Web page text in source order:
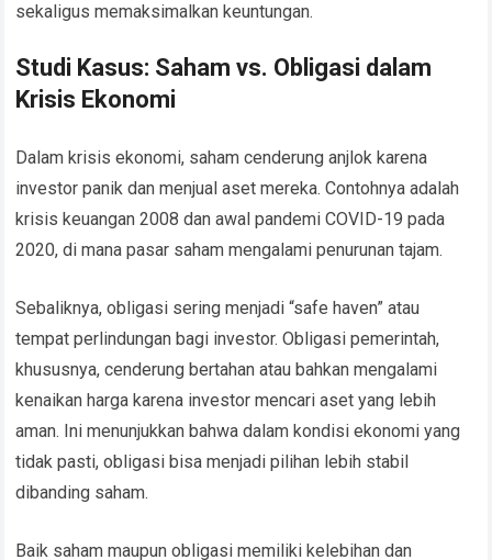
sekaligus memaksimalkan keuntungan.
Studi Kasus: Saham vs. Obligasi dalam
Krisis Ekonomi
Dalam krisis ekonomi, saham cenderung anjlok karena
investor panik dan menjual aset mereka. Contohnya adalah
krisis keuangan 2008 dan awal pandemi COVID-19 pada
2020, di mana pasar saham mengalami penurunan tajam.
Sebaliknya, obligasi sering menjadi “safe haven” atau
tempat perlindungan bagi investor. Obligasi pemerintah,
khususnya, cenderung bertahan atau bahkan mengalami
kenaikan harga karena investor mencari aset yang lebih
aman. Ini menunjukkan bahwa dalam kondisi ekonomi yang
tidak pasti, obligasi bisa menjadi pilihan lebih stabil
dibanding saham.
Baik saham maupun obligasi memiliki kelebihan dan